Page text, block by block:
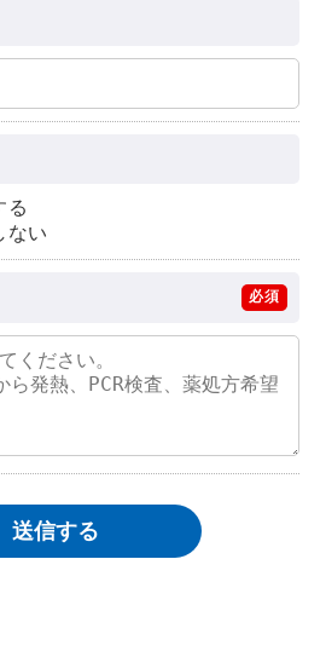
る
ない
必須